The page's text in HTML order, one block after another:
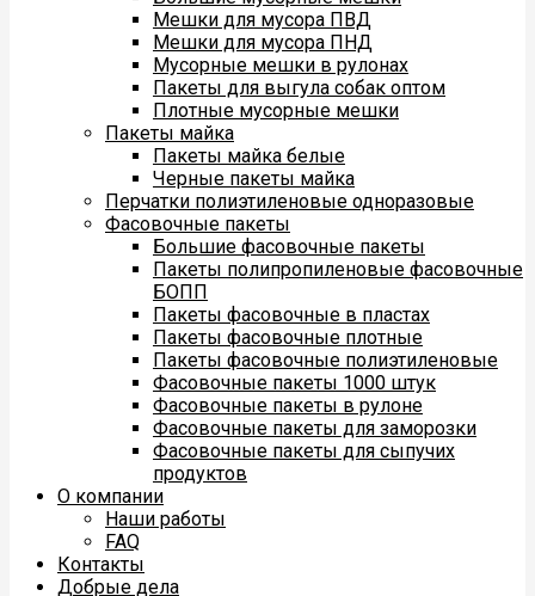
Мешки для мусора ПВД
Мешки для мусора ПНД
Мусорные мешки в рулонах
Пакеты для выгула собак оптом
Плотные мусорные мешки
Пакеты майка
Пакеты майка белые
Черные пакеты майка
Перчатки полиэтиленовые одноразовые
Фасовочные пакеты
Большие фасовочные пакеты
Пакеты полипропиленовые фасовочные
БОПП
Пакеты фасовочные в пластах
Пакеты фасовочные плотные
Пакеты фасовочные полиэтиленовые
Фасовочные пакеты 1000 штук
Фасовочные пакеты в рулоне
Фасовочные пакеты для заморозки
Фасовочные пакеты для сыпучих
продуктов
О компании
Наши работы
FAQ
Контакты
Добрые дела